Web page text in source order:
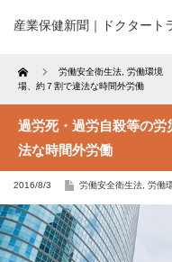
産業保健新聞｜ドクタート
Home 労働安全衛生法 労働環境
場、約７割で違法な時間外労働
過労死・過労自殺等の
法な時間外労働
2016/8/3 労働安全衛生法 労働